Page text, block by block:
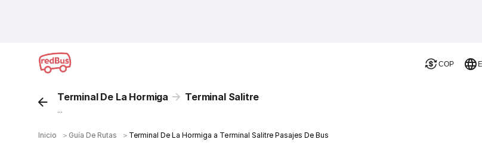
COP
Terminal De La Hormiga Terminal Salitre
...
Inicio ＞ Guía De Rutas ＞ Terminal De La Hormiga a Terminal Salitre Pasajes De Bus